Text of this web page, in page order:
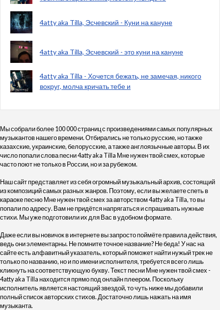
4atty aka Tilla, Эсчевский - Куни на кануне
4atty aka Tilla, Эсчевский - это куни на кануне
4atty aka Tilla - Хочется бежать, не замечая, никого
вокруг, молча кричать тебе и
Мы собрали более 100 000 страниц с произведениями самых популярных
музыкантов нашего времени. Отбирались не только русские, но также
казахские, украинские, белорусские, а также англоязычные авторы. В их
число попали слова песни 4atty aka Tilla Мне нужен твой смех, которые
часто поют не только в России, но и за рубежом.
Наш сайт представляет из себя огромный музыкальный архив, состоящий
из композиций самых разных жанров. Поэтому, если вы желаете спеть в
караоке песню Мне нужен твой смех за авторством 4atty aka Tilla, то вы
попали по адресу. Вам не придётся напрягаться и спрашивать нужные
стихи. Мы уже подготовили их для Вас в удобном формате.
Даже если вы новичок в интернете вы запросто поймёте правила действия,
ведь они элементарны. Не помните точное название? Не беда! У нас на
сайте есть алфавитный указатель, который поможет найти нужый трек не
только по названию, но и по имени исполнителя, требуется всего лишь
кликнуть на соответствующую букву. Текст песни Мне нужен твой смех -
4atty aka Tilla находится прямо под онлайн плеером. Поскольку
исполнитель является настоящий звездой, то чуть ниже мы добавили
полный список авторских стихов. Достаточно лишь нажать на имя
музыканта.